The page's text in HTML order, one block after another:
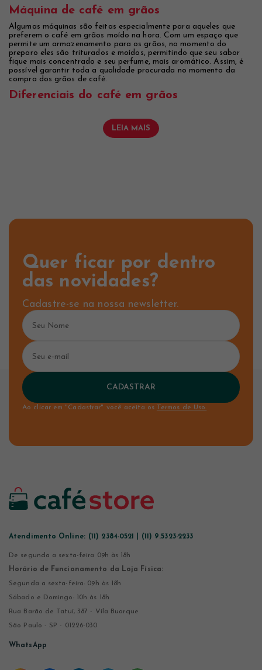
Máquina de café em grãos
Algumas máquinas são feitas especialmente para aqueles que
preferem o café em grãos moído na hora. Com um espaço que
permite um armazenamento para os grãos, no momento do
preparo eles são triturados e moídos, permitindo que seu sabor
fique mais concentrado e seu perfume, mais aromático. Assim, é
possível garantir toda a qualidade procurada no momento da
compra dos grãos de café.
Diferenciais do café em grãos
LEIA MAIS
Quer ficar por dentro
das novidades?
Cadastre-se na nossa newsletter.
CADASTRAR
Ao clicar em "Cadastrar" você aceita os Termos de Uso.
Atendimento Online: (11) 2384-0521 | (11) 9.5323-2233
De segunda a sexta-feira 09h às 18h
Horário de Funcionamento da Loja Física:
Segunda a sexta-feira: 09h às 18h
Sábado e Domingo: 10h às 18h
Rua Barão de Tatuí, 387 - Vila Buarque
São Paulo - SP - 01226-030
WhatsApp